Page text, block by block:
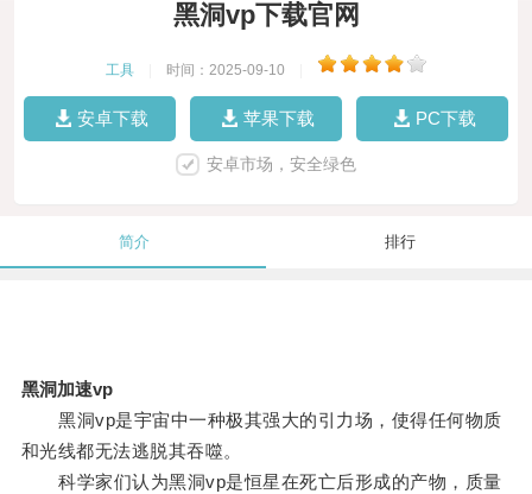
黑洞vp下载官网
工具 时间：2025-09-10
安卓下载 苹果下载 PC下载
安卓市场，安全绿色
简介 排行
黑洞加速vp
黑洞vp是宇宙中一种极其强大的引力场，使得任何物质
和光线都无法逃脱其吞噬。
科学家们认为黑洞vp是恒星在死亡后形成的产物，质量